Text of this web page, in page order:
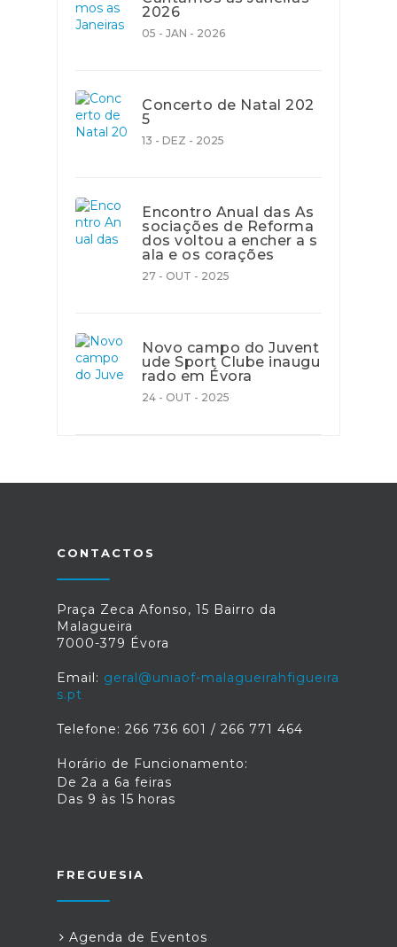
2026
05 - JAN - 2026
Concerto de Natal 202
5
13 - DEZ - 2025
Encontro Anual das As
sociações de Reforma
dos voltou a encher a s
ala e os corações
27 - OUT - 2025
Novo campo do Juvent
ude Sport Clube inaugu
rado em Évora
24 - OUT - 2025
CONTACTOS
Praça Zeca Afonso, 15 Bairro da
Malagueira
7000-379 Évora
Email: geral@uniaof-malagueirahfigueira
s.pt
Telefone: 266 736 601 / 266 771 464
Horário de Funcionamento:
De 2a a 6a feiras
Das 9 às 15 horas
FREGUESIA
Agenda de Eventos